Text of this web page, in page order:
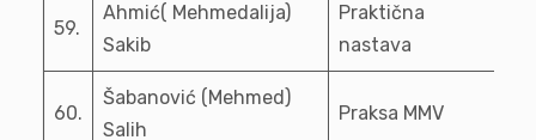
59.
Ahmić( Mehmedalija)
Sakib
Praktična
nastava
60.
Šabanović (Mehmed)
Salih
Praksa MMV